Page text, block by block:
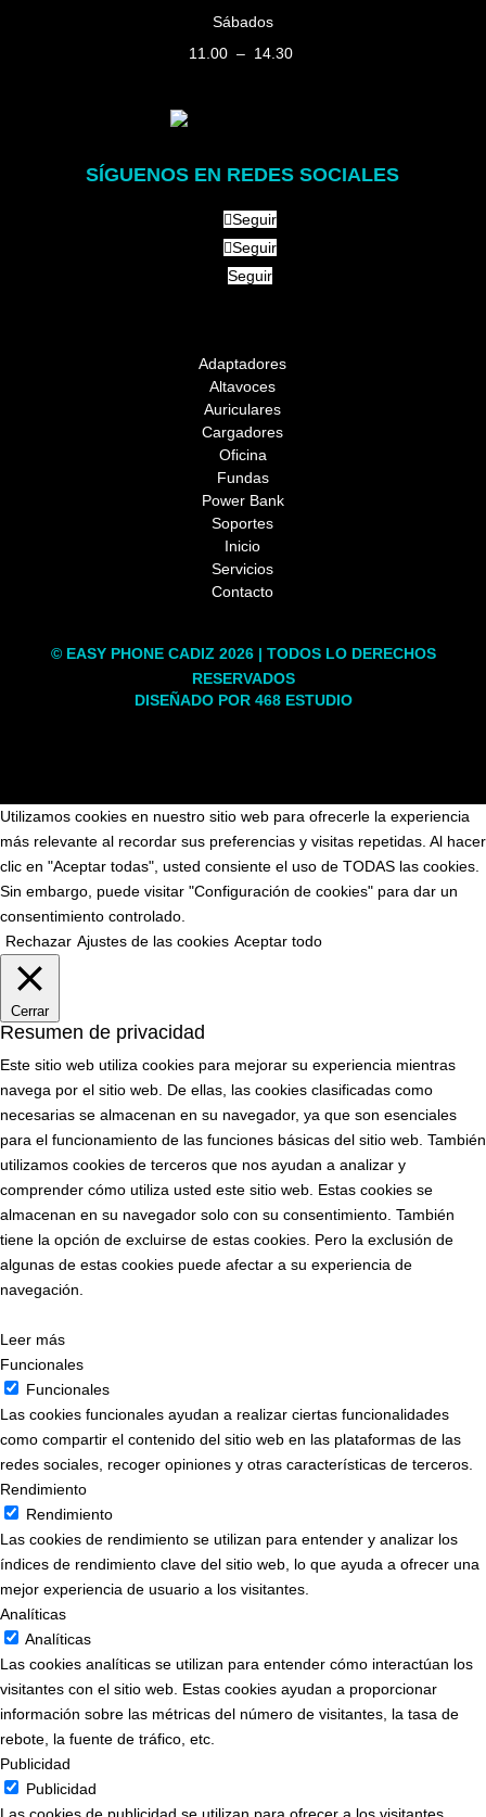
Sábados
11.00 – 14.30
SÍGUENOS EN REDES SOCIALES
Seguir
Seguir
Seguir
Adaptadores
Altavoces
Auriculares
Cargadores
Oficina
Fundas
Power Bank
Soportes
Inicio
Servicios
Contacto
© EASY PHONE CADIZ 2026 | TODOS LO DERECHOS
RESERVADOS
DISEÑADO POR 468 ESTUDIO
Utilizamos cookies en nuestro sitio web para ofrecerle la experiencia
más relevante al recordar sus preferencias y visitas repetidas. Al hacer
clic en "Aceptar todas", usted consiente el uso de TODAS las cookies.
Sin embargo, puede visitar "Configuración de cookies" para dar un
consentimiento controlado.
Rechazar Ajustes de las cookies Aceptar todo
Cerrar
Resumen de privacidad
Este sitio web utiliza cookies para mejorar su experiencia mientras
navega por el sitio web. De ellas, las cookies clasificadas como
necesarias se almacenan en su navegador, ya que son esenciales
para el funcionamiento de las funciones básicas del sitio web. También
utilizamos cookies de terceros que nos ayudan a analizar y
comprender cómo utiliza usted este sitio web. Estas cookies se
almacenan en su navegador solo con su consentimiento. También
tiene la opción de excluirse de estas cookies. Pero la exclusión de
algunas de estas cookies puede afectar a su experiencia de
navegación.
Leer más
Funcionales
Funcionales
Las cookies funcionales ayudan a realizar ciertas funcionalidades
como compartir el contenido del sitio web en las plataformas de las
redes sociales, recoger opiniones y otras características de terceros.
Rendimiento
Rendimiento
Las cookies de rendimiento se utilizan para entender y analizar los
índices de rendimiento clave del sitio web, lo que ayuda a ofrecer una
mejor experiencia de usuario a los visitantes.
Analíticas
Analíticas
Las cookies analíticas se utilizan para entender cómo interactúan los
visitantes con el sitio web. Estas cookies ayudan a proporcionar
información sobre las métricas del número de visitantes, la tasa de
rebote, la fuente de tráfico, etc.
Publicidad
Publicidad